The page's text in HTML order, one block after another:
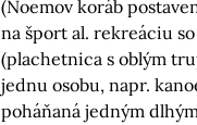
(Noemov koráb
na šport al. rekreáciu
(plachetnica s oblým
jednu osobu, napr.
poháňaná jedným